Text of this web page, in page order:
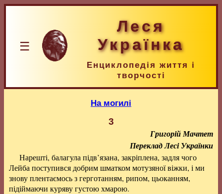
☰
Леся
Українка
Енциклопедія життя і
творчості
На могилі
3
Григорій Мачтет
Переклад Лесі Українки
Нарешті, балагула підв’язана, закріплена, задля чого
Лейба поступився добрим шматком мотузяної віжки, і ми
знову плентаємось з герготанням, рипом, цьоканням,
підіймаючи куряву густою хмарою.